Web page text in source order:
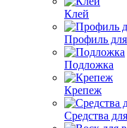
Клей
Профиль
Подложка
Крепеж
Средства